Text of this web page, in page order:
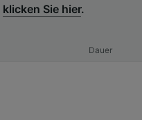
klicken Sie hier.
Dauer